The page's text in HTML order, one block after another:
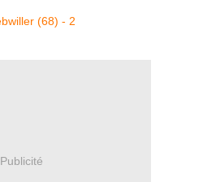
Publicité